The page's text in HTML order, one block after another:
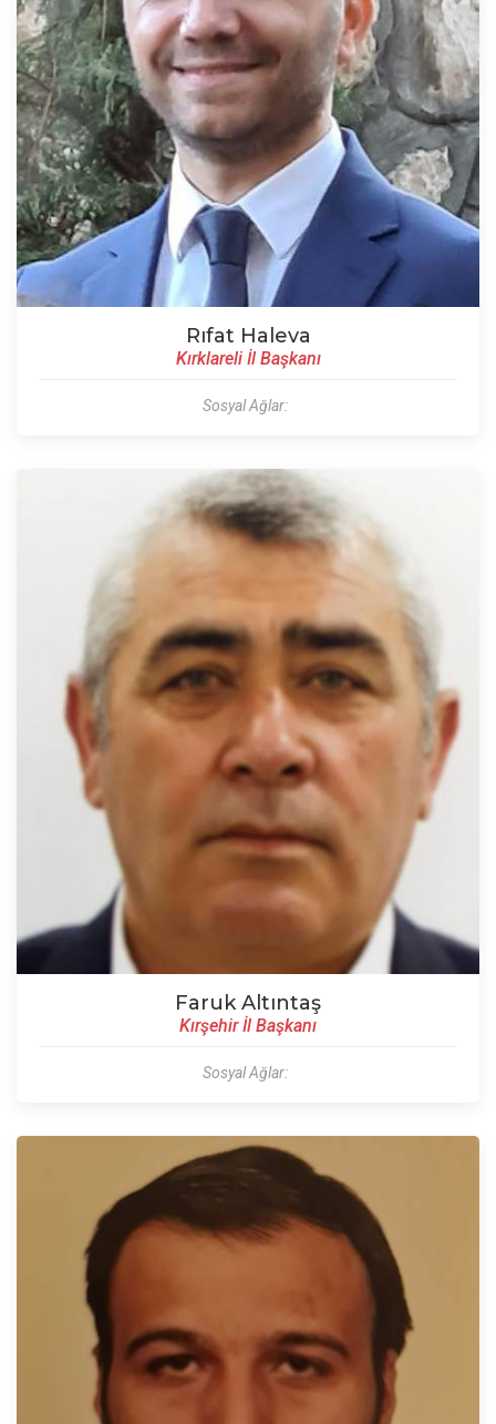
Rıfat Haleva
Kırklareli İl Başkanı
Sosyal Ağlar:
Faruk Altıntaş
Kırşehir İl Başkanı
Sosyal Ağlar: